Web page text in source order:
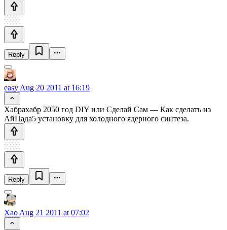
Reply
easy Aug 20 2011 at 16:19
Хабрахабр 2050 год DIY или Сделай Сам — Как сделать из
АйПада5 установку для холодного ядерного синтеза.
Reply
Xao Aug 21 2011 at 07:02